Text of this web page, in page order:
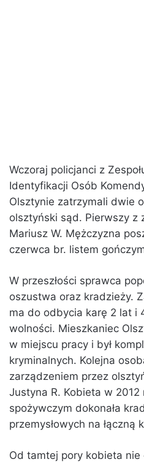
Wczoraj policjanci z
Identyfikacji Osób
Olsztynie zatrzymali dwie
olsztyński sąd. Pierwszy
Mariusz W. Mężczyzna
czerwca br. listem
W przeszłości sprawca
oszustwa oraz kradzieży.
ma do odbycia karę 2 lat i
wolności. Mieszkaniec
w miejscu pracy i był
kryminalnych. Kolejna
zarządzeniem przez
Justyna R. Kobieta w 2012
spożywczym dokonała
przemysłowych na łączną
Od tamtej pory kobieta nie